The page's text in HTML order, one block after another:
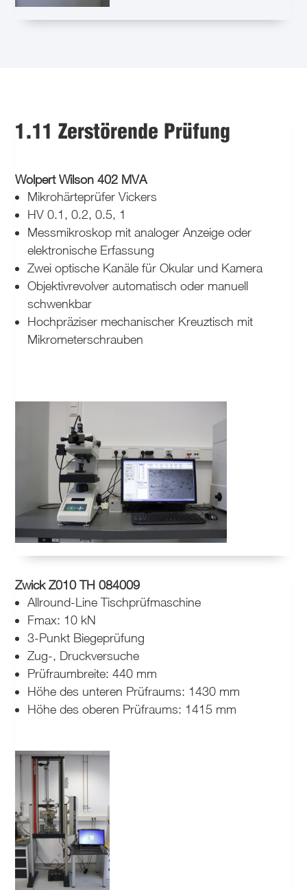
1.11 Zerstörende Prüfung
Wolpert Wilson 402 MVA
Mikrohärteprüfer Vickers
HV 0.1, 0.2, 0.5, 1
Messmikroskop mit analoger Anzeige oder
elektronische Erfassung
Zwei optische Kanäle für Okular und Kamera
Objektivrevolver automatisch oder manuell
schwenkbar
Hochpräziser mechanischer Kreuztisch mit
Mikrometerschrauben
Zwick Z010 TH 084009
Allround-Line Tischprüfmaschine
Fmax: 10 kN
3-Punkt Biegeprüfung
Zug-, Druckversuche
Prüfraumbreite: 440 mm
Höhe des unteren Prüfraums: 1430 mm
Höhe des oberen Prüfraums: 1415 mm